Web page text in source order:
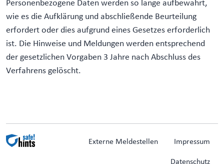
Personenbezogene Daten werden so lange aufbewahrt,
wie es die Aufklärung und abschließende Beurteilung
erfordert oder dies aufgrund eines Gesetzes erforderlich
ist. Die Hinweise und Meldungen werden entsprechend
der gesetzlichen Vorgaben 3 Jahre nach Abschluss des
Verfahrens gelöscht.
Externe Meldestellen Impressum
Datenschutz